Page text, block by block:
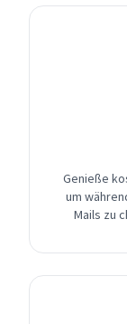
Genieße
um
Mails zu